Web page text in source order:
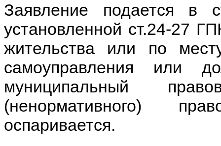
Заявление подается в
установленной ст.24-27
жительства или по
самоуправления или
муниципальный
(ненормативного)
оспаривается.